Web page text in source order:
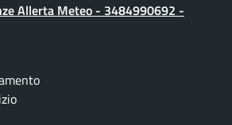
Allerta Meteo - 3484990692 -